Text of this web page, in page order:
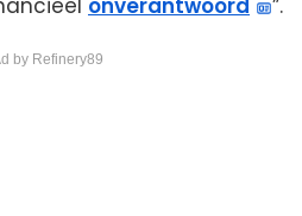
onverantwoord ”.
by Refinery89